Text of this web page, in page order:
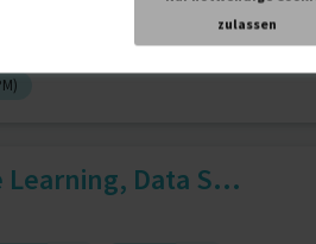
zulassen
Data S...